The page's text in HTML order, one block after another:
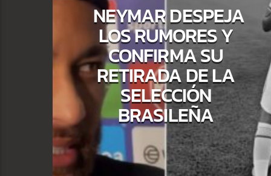
NEYMAR DESPEJA
LOS RUMORES Y
CONFIRMA SU
RETIRADA DE LA
SELECCIÓN
BRASILEÑA